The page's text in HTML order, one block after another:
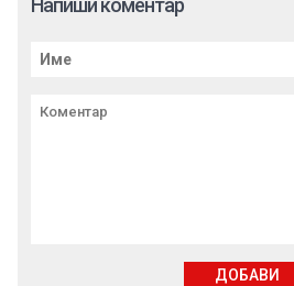
Напиши коментар
ДОБАВИ